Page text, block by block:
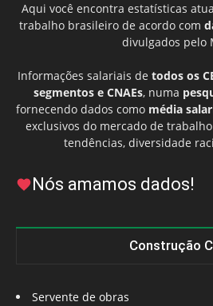
Aqui você encontra estatísticas
trabalho brasileiro de acordo com
divulgados pelo
Informações salariais de todos os
segmentos e CNAEs, numa
fornecendo dados como média
exclusivos do mercado de
tendências, diversidade
Nós amamos dados!
Construção
Servente de obras